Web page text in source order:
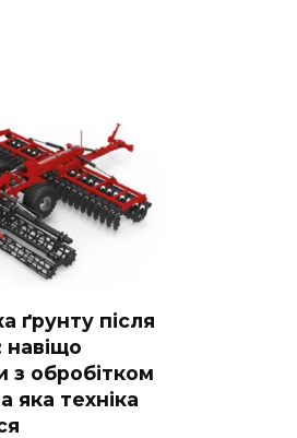
ґрунту після
навіщо
з обробітком
яка техніка